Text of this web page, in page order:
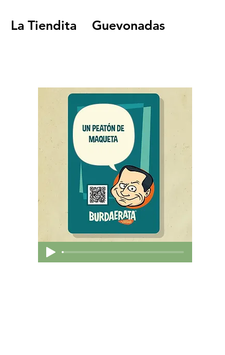
La Tiendita Guevonadas